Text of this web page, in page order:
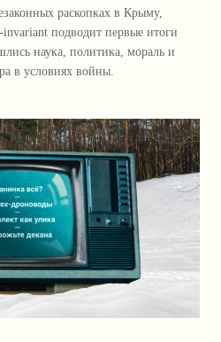
раскопках в Крыму,
подводит первые итоги
наука, политика, мораль и
в условиях войны.